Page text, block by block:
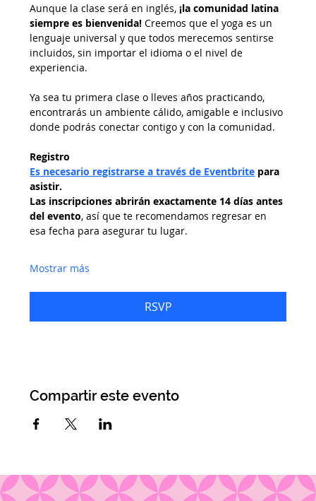
Aunque la clase será en inglés, ¡la comunidad latina
siempre es bienvenida! Creemos que el yoga es un
lenguaje universal y que todos merecemos sentirse
incluidos, sin importar el idioma o el nivel de
experiencia.
Ya sea tu primera clase o lleves años practicando,
encontrarás un ambiente cálido, amigable e inclusivo
donde podrás conectar contigo y con la comunidad.
Registro
Es necesario registrarse a través de Eventbrite para
asistir.
Las inscripciones abrirán exactamente 14 días antes
del evento, así que te recomendamos regresar en
esa fecha para asegurar tu lugar.
Mostrar más
RSVP
Compartir este evento